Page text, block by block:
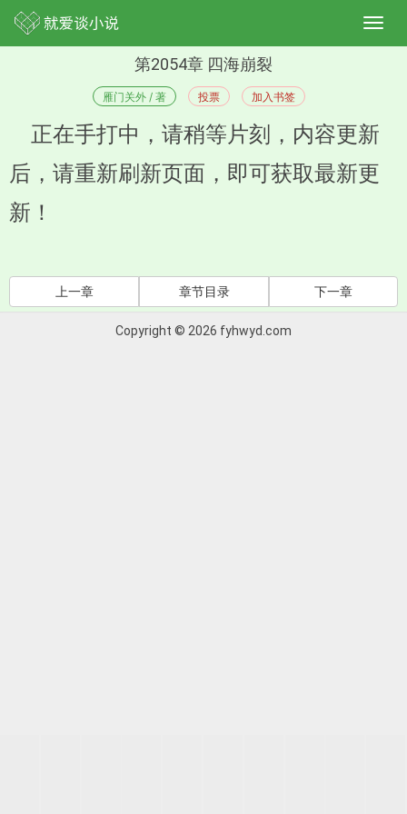
第2054章 四海崩裂
雁门关外 / 著 投票 加入书签
正在手打中，请稍等片刻，内容更新
后，请重新刷新页面，即可获取最新更
新！
上一章 章节目录 下一章
Copyright © 2026 fyhwyd.com